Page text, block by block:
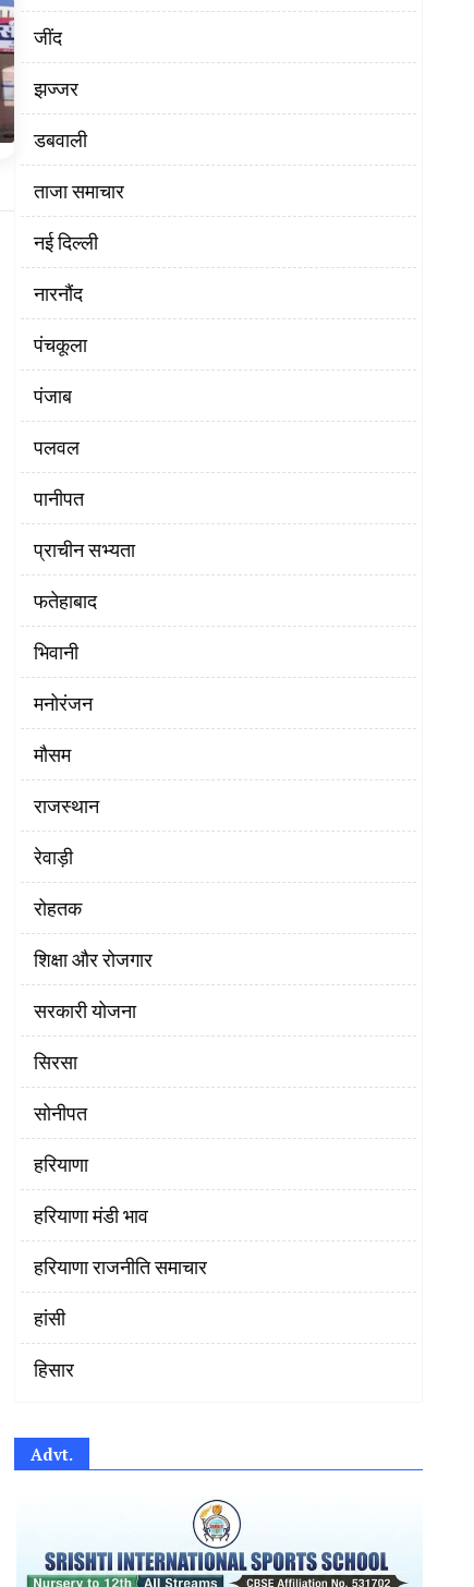
‌जींद
झज्जर
डबवाली
ताजा समाचार
नई दिल्ली
नारनौंद
पंचकूला
पंजाब
पलवल
पानीपत
प्राचीन सभ्यता
फतेहाबाद
भिवानी
मनोरंजन
मौसम
राजस्थान
रेवाड़ी
रोहतक
शिक्षा और रोजगार
सरकारी योजना
सिरसा
सोनीपत
हरियाणा
हरियाणा मंडी भाव
हरियाणा राजनीति समाचार
हांसी
हिसार
Advt.